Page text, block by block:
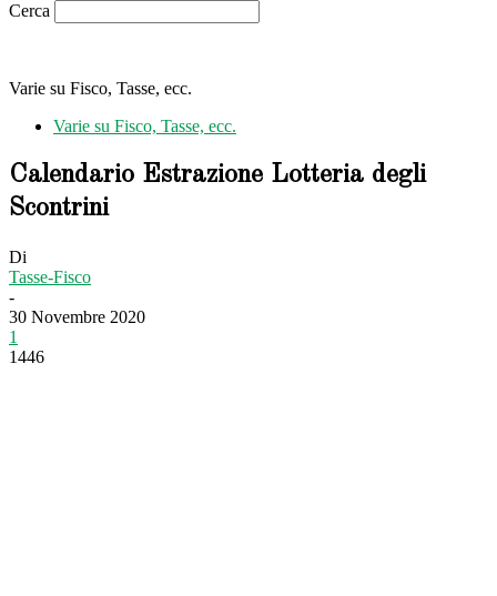
Cerca
Varie su Fisco, Tasse, ecc.
Varie su Fisco, Tasse, ecc.
Calendario Estrazione Lotteria degli
Scontrini
Di
Tasse-Fisco
-
30 Novembre 2020
1
1446